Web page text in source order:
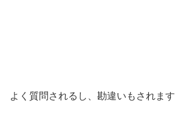
よく質問されるし、勘違いもされます